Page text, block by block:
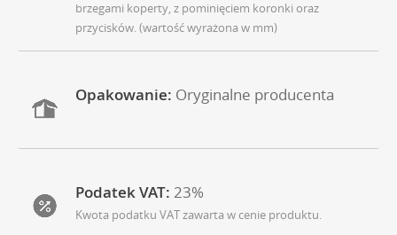
brzegami koperty, z pominięciem koronki oraz
przycisków. (wartość wyrażona w mm)
Opakowanie: Oryginalne producenta
Podatek VAT: 23%
Kwota podatku VAT zawarta w cenie produktu.